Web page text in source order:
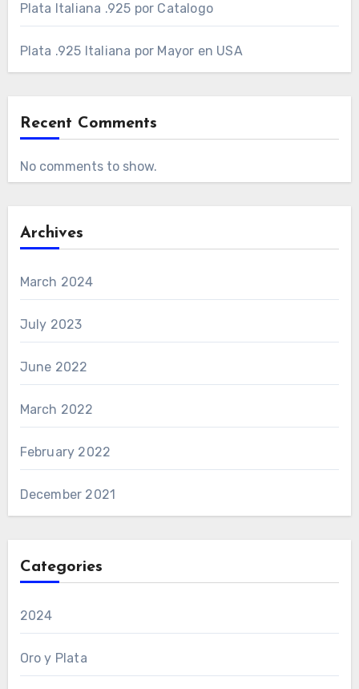
Plata Italiana .925 por Catalogo
Plata .925 Italiana por Mayor en USA
Recent Comments
No comments to show.
Archives
March 2024
July 2023
June 2022
March 2022
February 2022
December 2021
Categories
2024
Oro y Plata